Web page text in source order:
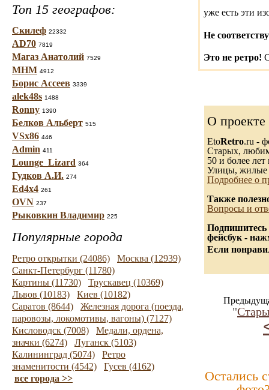
Топ 15 географов:
Скилеф 22332
AD70 7819
Магаз Анатолий 7529
МНМ 4912
Борис Ассеев 3339
alek48s 1488
Ronny 1390
Белков Альберт 515
VSx86 446
Admin 411
Lounge_Lizard 364
Гудков А.И. 274
Ed4x4 261
OVN 237
Рыковкин Владимир 225
Популярные города
Ретро открытки (24086)
Москва (12939)
Санкт-Петербург (11780)
Картины (11730)
Трускавец (10369)
Львов (10183)
Киев (10182)
Саратов (8644)
Железная дорога (поезда,
паровозы, локомотивы, вагоны) (7127)
Кисловодск (7008)
Медали, ордена,
значки (6274)
Луганск (5103)
Калининград (5074)
Ретро
знаменитости (4542)
Гусев (4162)
все города >>
уже есть эти
Не
Это не ретро!
О проекте
EtoRetro.ru -
Старых,
50 и более лет
Улицы, жилые
Подробнее о
Также
Вопросы и
Подпишитесь
фейсбук -
Если
"
Остались